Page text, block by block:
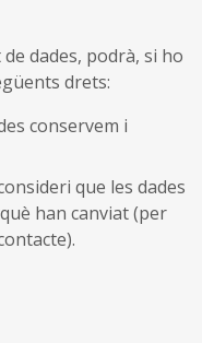
dades, podrà, si ho
drets:
conservem i
que les dades
han canviat (per